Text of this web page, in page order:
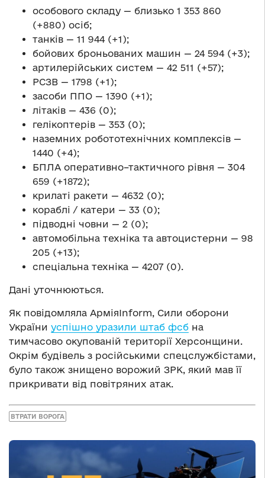
особового складу — близько 1 353 860
(+880) осіб;
танків — 11 944 (+1);
бойових броньованих машин — 24 594 (+3);
артилерійських систем — 42 511 (+57);
РСЗВ — 1798 (+1);
засоби ППО — 1390 (+1);
літаків — 436 (0);
гелікоптерів — 353 (0);
наземних робототехнічних комплексів —
1440 (+4);
БПЛА оперативно–тактичного рівня — 304
659 (+1872);
крилаті ракети — 4632 (0);
кораблі / катери — 33 (0);
підводні човни — 2 (0);
автомобільна техніка та автоцистерни — 98
205 (+13);
спеціальна техніка — 4207 (0).
Дані уточнюються.
Як повідомляла АрміяInform, Сили оборони
України успішно уразили штаб фсб на
тимчасово окупованій території Херсонщини.
Окрім будівель з російськими спецслужбістами,
було також знищено ворожий ЗРК, який мав її
прикривати від повітряних атак.
ВТРАТИ ВОРОГА